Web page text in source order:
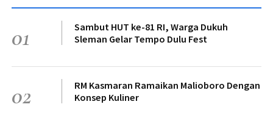
01
Sambut HUT ke-81 RI, Warga Dukuh
Sleman Gelar Tempo Dulu Fest
02
RM Kasmaran Ramaikan Malioboro Dengan
Konsep Kuliner